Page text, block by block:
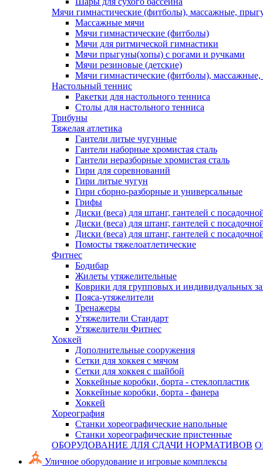
Мячи гимнастические (фитболы), массажные,
Массажные мячи
Мячи гимнастические (фитболы)
Мячи для ритмической гимнастики
Мячи прыгуны(хопы) с рогами и ручками
Мячи резиновые (детские)
Мячи гимнастические (фитболы),
Настольный теннис
Ракетки для настольного тенниса
Столы для настольного тенниса
Трибуны
Тяжелая атлетика
Гантели литые чугунные
Гантели наборные хромистая сталь
Гантели неразборные хромистая сталь
Гири для соревнований
Гири литые чугун
Гири сборно-разборные и универсальные
Грифы
Диски (веса) для штанг, гантелей с
Диски (веса) для штанг, гантелей с
Диски (веса) для штанг, гантелей с
Помосты тяжелоатлетические
Фитнес
Бодибар
Жилеты утяжелительные
Коврики для групповых и индивидуальных
Пояса-утяжелители
Тренажеры
Утяжелители Стандарт
Утяжелители Фитнес
Хоккей
Дополнительные сооружения
Сетки для хоккея с мячом
Сетки для хоккея с шайбой
Хоккейные коробки, борта - стеклопластик
Хоккейные коробки, борта - фанера
Хоккей
Хореография
Станки хореографические напольные
Станки хореографические пристенные
ОБОРУДОВАНИЕ ДЛЯ СДАЧИ НОРМАТИВОВ
Уличное оборудование и игровые комплексы